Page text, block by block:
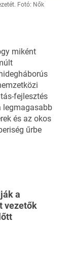
Fotó: Nők
miként
fejlesztés
legmagasabb
és az okos
űrbe
a
vezetők